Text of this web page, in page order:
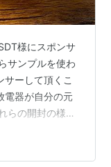
様にスポンサ
サンプルを使わ
サーして頂くこ
電器が自分の元
らの開封の様子
放電器です。 K2
電可能な充電器